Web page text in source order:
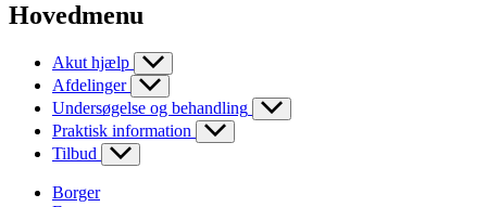
Hovedmenu
Akut hjælp
Afdelinger
Undersøgelse og behandling
Praktisk information
Tilbud
Borger